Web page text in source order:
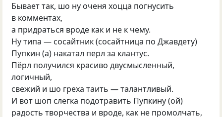
Бывает так, шо ну оченя хоцца погнусить
в комментах,
а придраться вроде как и не к чему.
Ну типа — сосайтник (сосайтница по Джавдету)
Пупкин (а) накатал перл за клантус.
Пёрл получился красиво двусмысленный,
логичный,
свежий и шо греха таить — талантливый.
И вот шоп слегка подотравить Пупкину (ой)
радость творчества и вроде, как не промолчать,